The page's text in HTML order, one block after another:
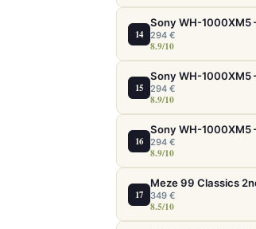
14 294 €
8.9/10
15 294 €
8.9/10
16 294 €
8.9/10
17 349 €
8.5/10